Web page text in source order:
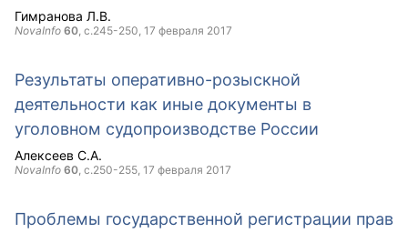
Гимранова Л.В.
NovaInfo 60, с.245-250, 17 февраля 2017
Результаты оперативно-розыскной
деятельности как иные документы в
уголовном судопроизводстве России
Алексеев С.А.
NovaInfo 60, с.250-255, 17 февраля 2017
Проблемы государственной регистрации прав